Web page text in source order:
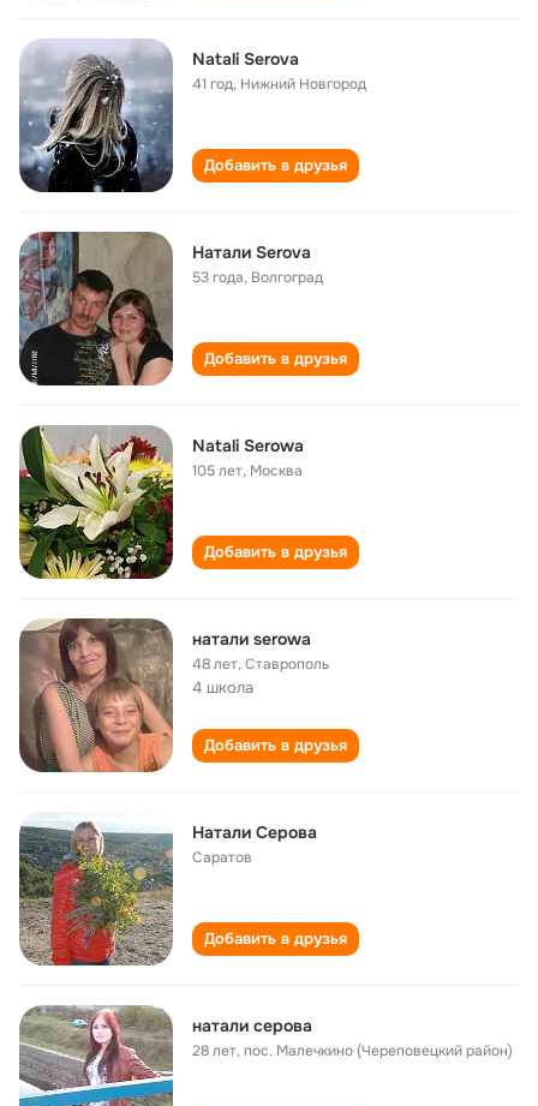
Natali Serova
41 год, Нижний Новгород
Добавить в друзья
Натали Serova
53 года, Волгоград
Добавить в друзья
Natali Serowa
105 лет, Москва
Добавить в друзья
натали serowa
48 лет,Ставрополь
4 школа
Добавить в друзья
Натали Серова
Саратов
Добавить в друзья
натали серова
28 лет,пос. Малечкино (Череповецкий район)